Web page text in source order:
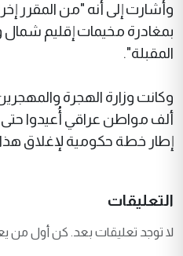
وأشارت إلى أنه "من المقرر
بمغادرة مخيمات إقليم
المقبلة".
ألف مواطن عراقي أُعيدوا
إطار خطة حكومية لإغلاق
التعليقات
لا توجد تعليقات بعد. كن أول من